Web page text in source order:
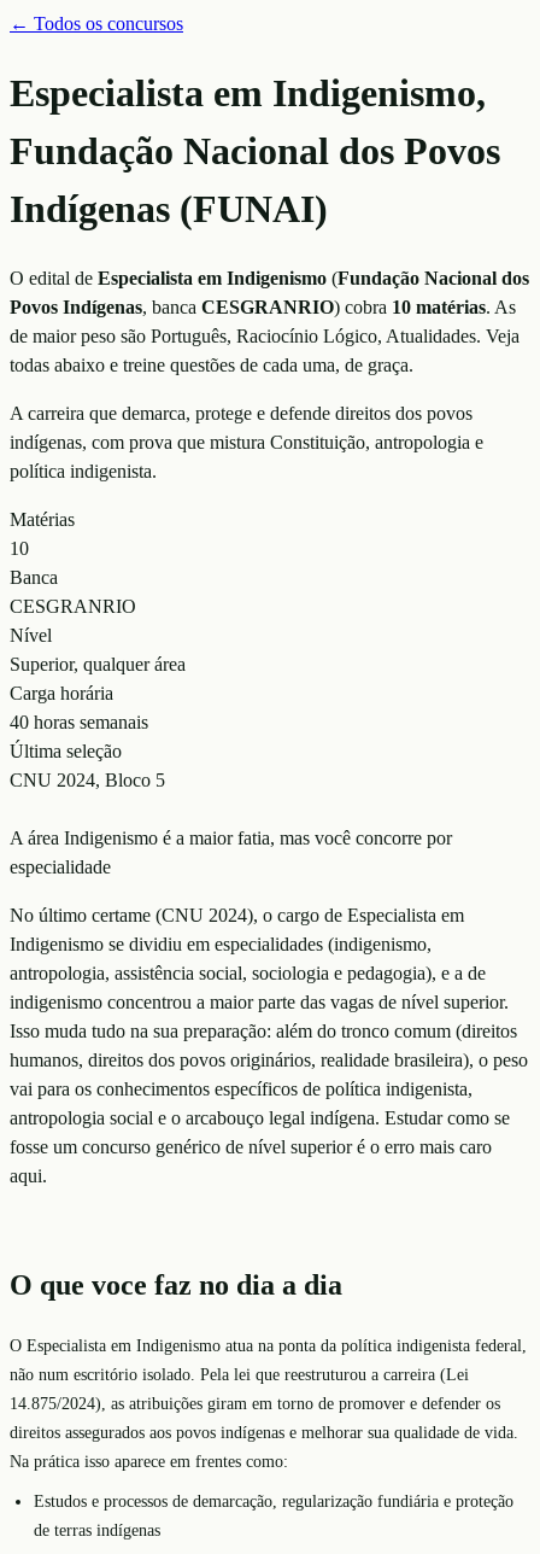
← Todos os concursos
Especialista em Indigenismo,
Fundação Nacional dos Povos
Indígenas (FUNAI)
O edital de Especialista em Indigenismo (Fundação Nacional dos
Povos Indígenas, banca CESGRANRIO) cobra 10 matérias. As
de maior peso são Português, Raciocínio Lógico, Atualidades. Veja
todas abaixo e treine questões de cada uma, de graça.
A carreira que demarca, protege e defende direitos dos povos
indígenas, com prova que mistura Constituição, antropologia e
política indigenista.
Matérias
10
Banca
CESGRANRIO
Nível
Superior, qualquer área
Carga horária
40 horas semanais
Última seleção
CNU 2024, Bloco 5
A área Indigenismo é a maior fatia, mas você concorre por
especialidade
No último certame (CNU 2024), o cargo de Especialista em
Indigenismo se dividiu em especialidades (indigenismo,
antropologia, assistência social, sociologia e pedagogia), e a de
indigenismo concentrou a maior parte das vagas de nível superior.
Isso muda tudo na sua preparação: além do tronco comum (direitos
humanos, direitos dos povos originários, realidade brasileira), o peso
vai para os conhecimentos específicos de política indigenista,
antropologia social e o arcabouço legal indígena. Estudar como se
fosse um concurso genérico de nível superior é o erro mais caro
aqui.
O que voce faz no dia a dia
O Especialista em Indigenismo atua na ponta da política indigenista federal,
não num escritório isolado. Pela lei que reestruturou a carreira (Lei
14.875/2024), as atribuições giram em torno de promover e defender os
direitos assegurados aos povos indígenas e melhorar sua qualidade de vida.
Na prática isso aparece em frentes como:
Estudos e processos de demarcação, regularização fundiária e proteção
de terras indígenas